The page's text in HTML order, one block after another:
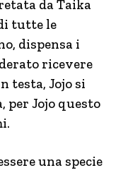
da Taika
tutte le
dispensa i
ricevere
testa, Jojo si
per Jojo questo
una specie